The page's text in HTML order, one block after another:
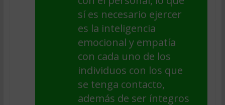
sí es necesario ejercer
es la inteligencia
emocional y empatía
con cada uno de los
individuos con los que
se tenga contacto,
además de ser íntegros